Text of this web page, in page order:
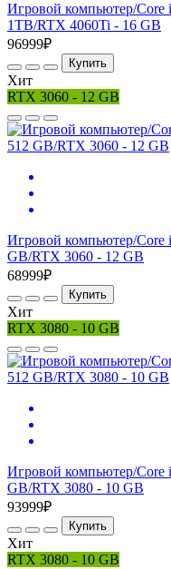
Игровой компьютер/Core
1TB/RTX 4060Ti - 16 GB
96999₽
Купить
Хит
RTX 3060 - 12 GB
Игровой компьютер/Core
GB/RTX 3060 - 12 GB
68999₽
Купить
Хит
RTX 3080 - 10 GB
Игровой компьютер/Core
GB/RTX 3080 - 10 GB
93999₽
Купить
Хит
RTX 3080 - 10 GB